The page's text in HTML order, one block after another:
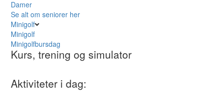
Damer
Se alt om seniorer her
Minigolf
Minigolf
Minigolfbursdag
Kurs, trening og simulator
Aktiviteter i dag: